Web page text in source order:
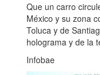
Que un carro
México y su zona
Toluca y de
holograma y de la
Infobae